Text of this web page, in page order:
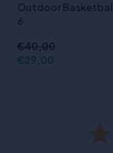
Outdoor
6
€40,00
€29,00